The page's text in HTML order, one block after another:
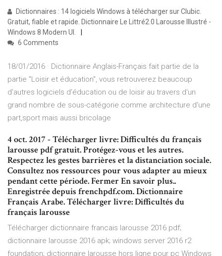
Dictionnaires : 14 logiciels Windows à télécharger sur Clubic.
Gratuit, fiable et rapide. Dictionnaire Le Littré2.0 Larousse Illustré -
Windows 8 Modern UI.
6 Comments
18/01/2016 · Dictionnaire Anglais-Français fait partie de la
partie "Loisir et éducation", vous retrouverez beaucoup
d'autres logiciels d'éducation ou de loisir au travers d'un
grand nombre de sous-catégorie comme architecture d'une
part,sport mais aussi bricolage
4 oct. 2017 - Télécharger livre: Difficultés du français
larousse pdf gratuit. Protégez-vous et les autres.
Respectez les gestes barrières et la distanciation sociale.
Consultez nos ressources pour vous adapter au mieux
pendant cette période. Fermer En savoir plus..
Enregistrée depuis frenchpdf.com. Dictionnaire
Français Arabe. Télécharger livre: Difficultés du
français larousse
Télécharger dictionnaire francais larousse 2016 pdf;
dictionnaire larousse 2016 apk; windows server 2016 r2
foundation; dictionnaire larousse hors ligne pour pc Windows